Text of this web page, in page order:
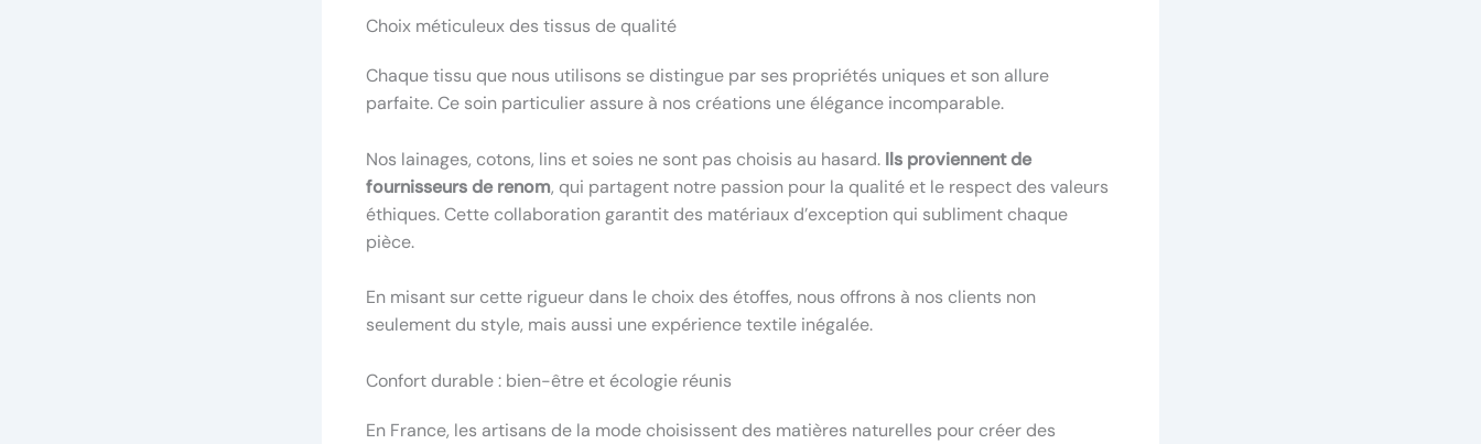
Choix méticuleux des tissus de qualité
Chaque tissu que nous utilisons se distingue par ses propriétés uniques et son allure
parfaite. Ce soin particulier assure à nos créations une élégance incomparable.
Nos lainages, cotons, lins et soies ne sont pas choisis au hasard. Ils proviennent de
fournisseurs de renom, qui partagent notre passion pour la qualité et le respect des valeurs
éthiques. Cette collaboration garantit des matériaux d’exception qui subliment chaque
pièce.
En misant sur cette rigueur dans le choix des étoffes, nous offrons à nos clients non
seulement du style, mais aussi une expérience textile inégalée.
Confort durable : bien-être et écologie réunis
En France, les artisans de la mode choisissent des matières naturelles pour créer des